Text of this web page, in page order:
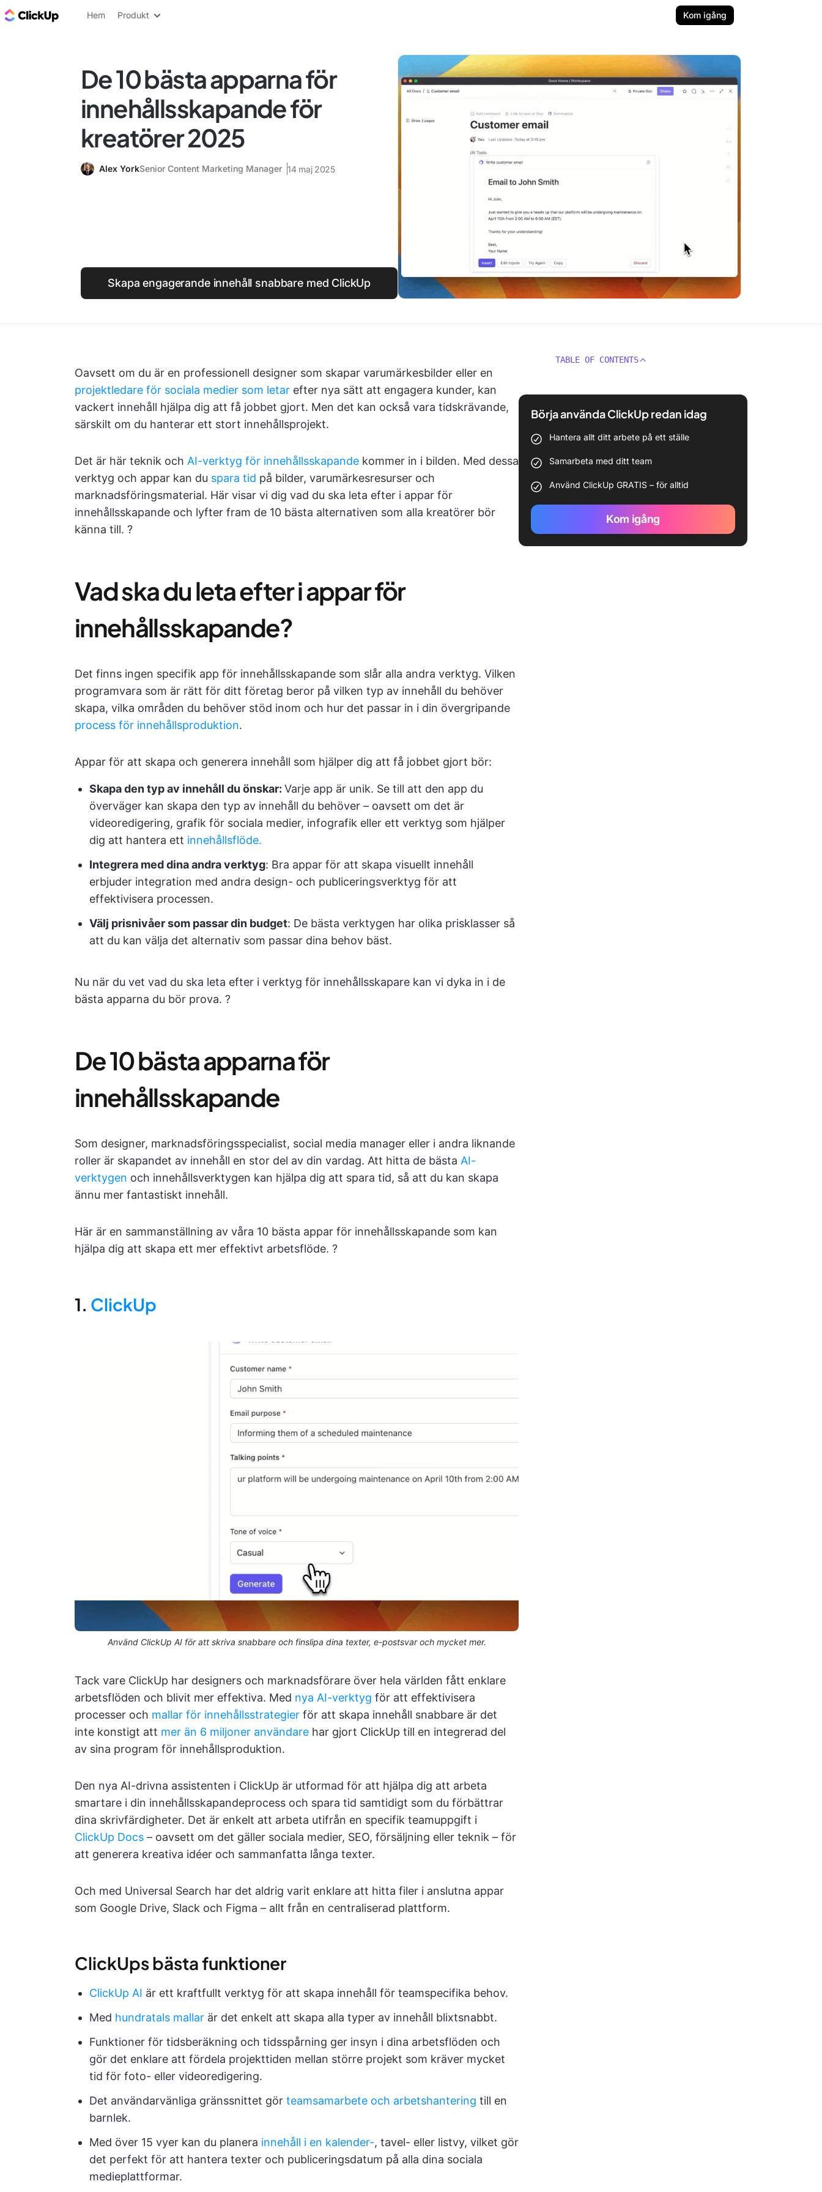
ClickUp-bloggen
Hem Produkt Kom igång
De 10 bästa apparna för
innehållsskapande för
kreatörer 2025
Alex YorkSenior Content Marketing Manager 14 maj 2025
Skapa engagerande innehåll snabbare med ClickUp
Oavsett om du är en professionell designer som skapar varumärkesbilder eller en
projektledare för sociala medier som letar efter nya sätt att engagera kunder, kan
vackert innehåll hjälpa dig att få jobbet gjort. Men det kan också vara tidskrävande,
särskilt om du hanterar ett stort innehållsprojekt.
Det är här teknik och AI-verktyg för innehållsskapande kommer in i bilden. Med dessa
verktyg och appar kan du spara tid på bilder, varumärkesresurser och
marknadsföringsmaterial. Här visar vi dig vad du ska leta efter i appar för
innehållsskapande och lyfter fram de 10 bästa alternativen som alla kreatörer bör
känna till. ?
Vad ska du leta efter i appar för
innehållsskapande?
Det finns ingen specifik app för innehållsskapande som slår alla andra verktyg. Vilken
programvara som är rätt för ditt företag beror på vilken typ av innehåll du behöver
skapa, vilka områden du behöver stöd inom och hur det passar in i din övergripande
process för innehållsproduktion.
Appar för att skapa och generera innehåll som hjälper dig att få jobbet gjort bör:
Skapa den typ av innehåll du önskar: Varje app är unik. Se till att den app du
överväger kan skapa den typ av innehåll du behöver – oavsett om det är
videoredigering, grafik för sociala medier, infografik eller ett verktyg som hjälper
dig att hantera ett innehållsflöde.
Integrera med dina andra verktyg: Bra appar för att skapa visuellt innehåll
erbjuder integration med andra design- och publiceringsverktyg för att
effektivisera processen.
Välj prisnivåer som passar din budget: De bästa verktygen har olika prisklasser så
att du kan välja det alternativ som passar dina behov bäst.
Nu när du vet vad du ska leta efter i verktyg för innehållsskapare kan vi dyka in i de
bästa apparna du bör prova. ?️
De 10 bästa apparna för
innehållsskapande
Som designer, marknadsföringsspecialist, social media manager eller i andra liknande
roller är skapandet av innehåll en stor del av din vardag. Att hitta de bästa AI-
verktygen och innehållsverktygen kan hjälpa dig att spara tid, så att du kan skapa
ännu mer fantastiskt innehåll.
Här är en sammanställning av våra 10 bästa appar för innehållsskapande som kan
hjälpa dig att skapa ett mer effektivt arbetsflöde. ?
1. ClickUp
Använd ClickUp AI för att skriva snabbare och finslipa dina texter, e-postsvar och mycket mer.
Tack vare ClickUp har designers och marknadsförare över hela världen fått enklare
arbetsflöden och blivit mer effektiva. Med nya AI-verktyg för att effektivisera
processer och mallar för innehållsstrategier för att skapa innehåll snabbare är det
inte konstigt att mer än 6 miljoner användare har gjort ClickUp till en integrerad del
av sina program för innehållsproduktion.
Den nya AI-drivna assistenten i ClickUp är utformad för att hjälpa dig att arbeta
smartare i din innehållsskapandeprocess och spara tid samtidigt som du förbättrar
dina skrivfärdigheter. Det är enkelt att arbeta utifrån en specifik teamuppgift i
ClickUp Docs – oavsett om det gäller sociala medier, SEO, försäljning eller teknik – för
att generera kreativa idéer och sammanfatta långa texter.
Och med Universal Search har det aldrig varit enklare att hitta filer i anslutna appar
som Google Drive, Slack och Figma – allt från en centraliserad plattform.
ClickUps bästa funktioner
ClickUp AI är ett kraftfullt verktyg för att skapa innehåll för teamspecifika behov.
Med hundratals mallar är det enkelt att skapa alla typer av innehåll blixtsnabbt.
Funktioner för tidsberäkning och tidsspårning ger insyn i dina arbetsflöden och
gör det enklare att fördela projekttiden mellan större projekt som kräver mycket
tid för foto- eller videoredigering.
Det användarvänliga gränssnittet gör teamsamarbete och arbetshantering till en
barnlek.
Med över 15 vyer kan du planera innehåll i en kalender-, tavel- eller listvy, vilket gör
det perfekt för att hantera texter och publiceringsdatum på alla dina sociala
medieplattformar.
TABLE OF CONTENTS
Börja använda ClickUp redan idag
Hantera allt ditt arbete på ett ställe
Samarbeta med ditt team
Använd ClickUp GRATIS – för alltid
Kom igång